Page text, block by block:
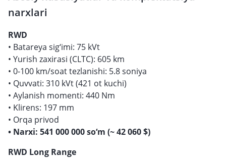
narxlari
RWD
• Batareya sig‘imi: 75 kVt
• Yurish zaxirasi (CLTC): 605 km
• 0-100 km/soat tezlanishi: 5.8 soniya
• Quvvati: 310 kVt (421 ot kuchi)
• Aylanish momenti: 440 Nm
• Klirens: 197 mm
• Orqa privod
• Narxi: 541 000 000 so‘m (~ 42 060 $)
RWD Long Range